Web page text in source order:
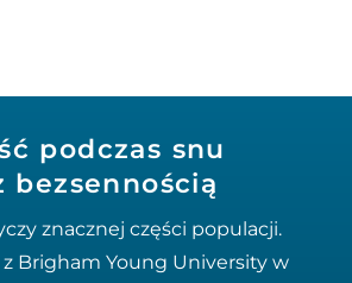
podczas snu
bezsennością
znacznej części populacji.
z Brigham Young University w